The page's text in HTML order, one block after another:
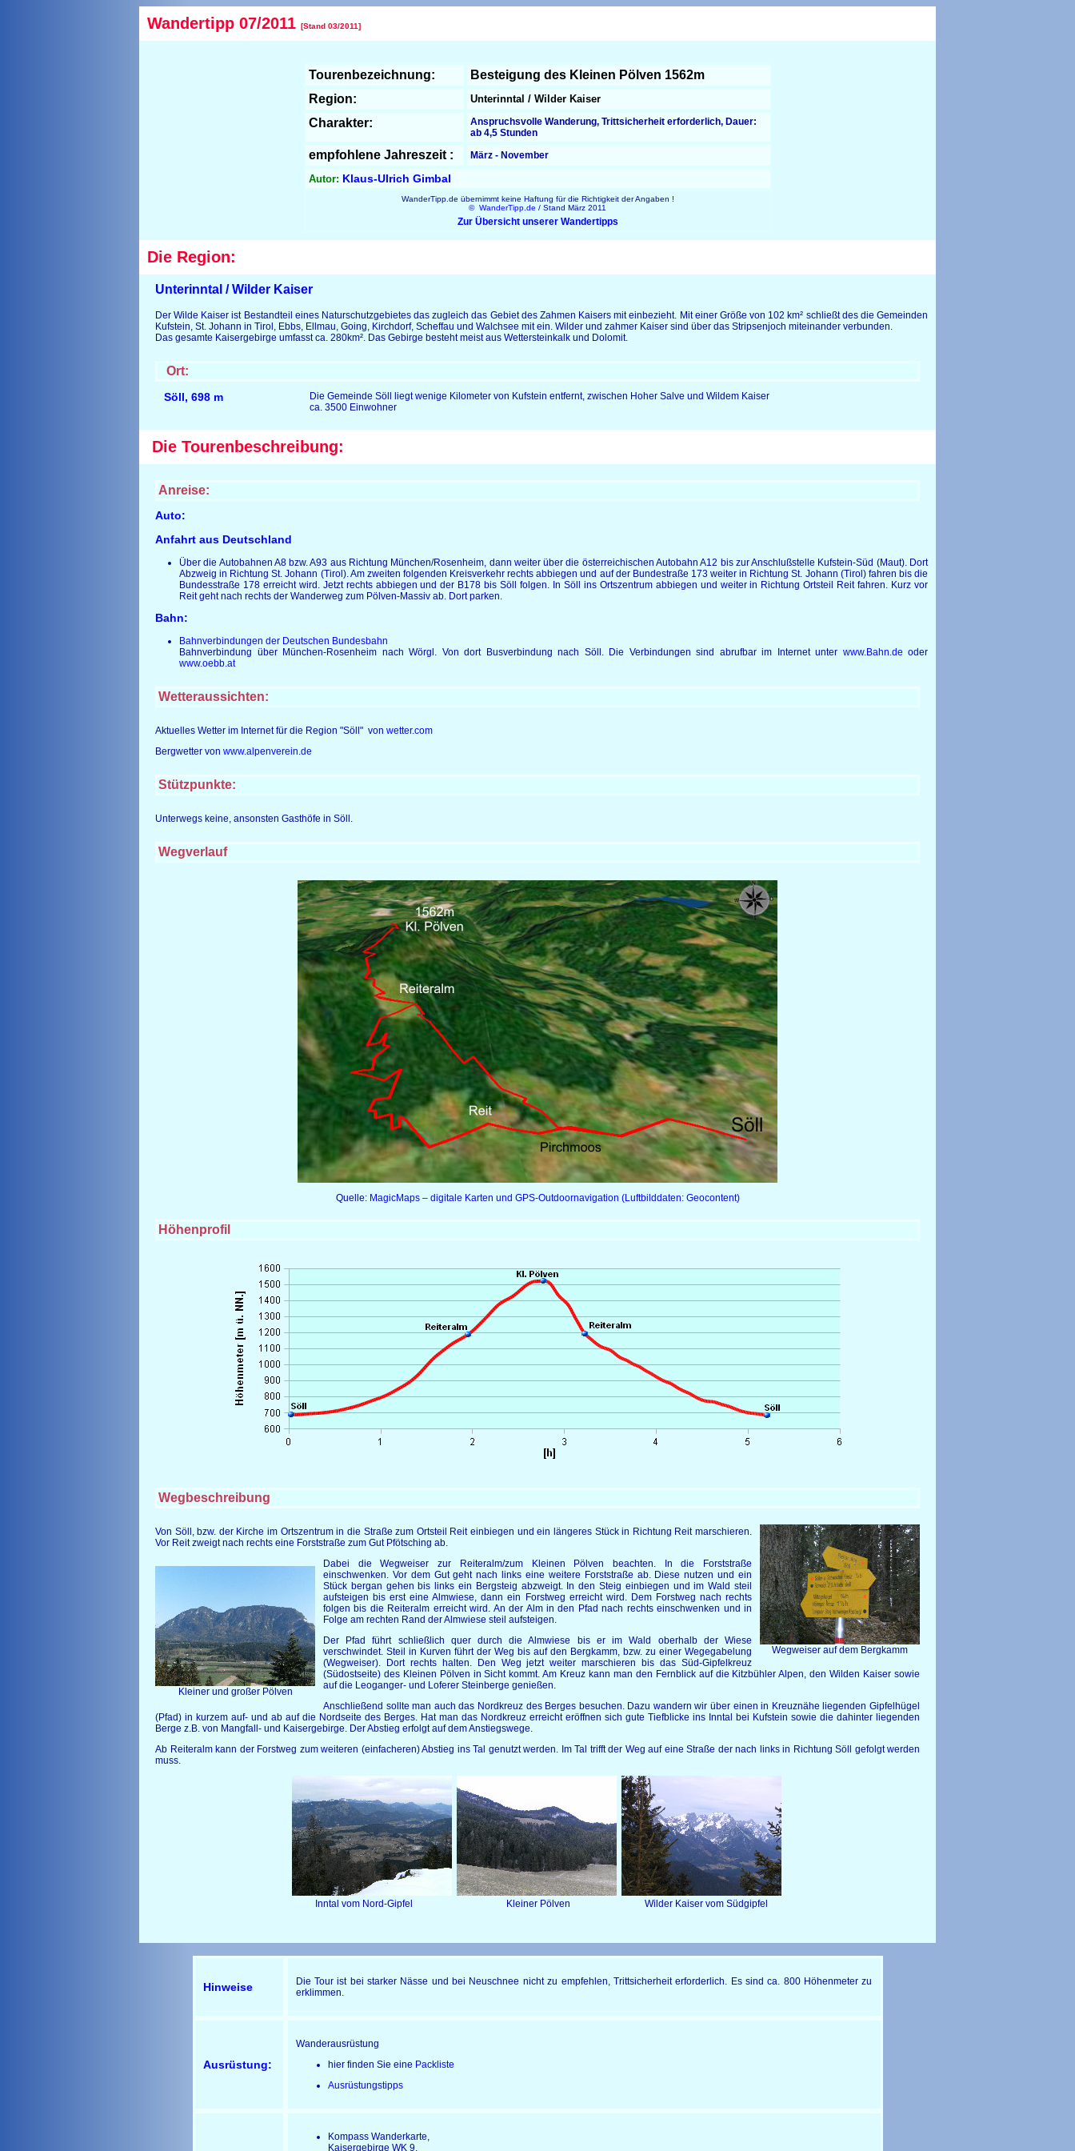
Wandertipp 07/2011 [Stand 03/2011]
Tourenbezeichnung:
Besteigung des Kleinen Pölven 1562m
Region:
Unterinntal / Wilder Kaiser
Charakter:
Anspruchsvolle Wanderung, Trittsicherheit erforderlich, Dauer:
ab 4,5 Stunden
empfohlene Jahreszeit : März - November
Autor: Klaus-Ulrich Gimbal
WanderTipp.de übernimmt keine Haftung für die Richtigkeit der Angaben !
© WanderTipp.de / Stand März 2011
Zur Übersicht unserer Wandertipps
Die Region:
Unterinntal / Wilder Kaiser
Der Wilde Kaiser ist Bestandteil eines Naturschutzgebietes das zugleich das Gebiet des Zahmen Kaisers mit einbezieht. Mit einer Größe von 102 km² schließt des die Gemeinden
Kufstein, St. Johann in Tirol, Ebbs, Ellmau, Going, Kirchdorf, Scheffau und Walchsee mit ein. Wilder und zahmer Kaiser sind über das Stripsenjoch miteinander verbunden.
Das gesamte Kaisergebirge umfasst ca. 280km². Das Gebirge besteht meist aus Wettersteinkalk und Dolomit.
Ort:
Söll, 698 m
Die Gemeinde Söll liegt wenige Kilometer von Kufstein entfernt, zwischen Hoher Salve und Wildem Kaiser
ca. 3500 Einwohner
Die Tourenbeschreibung:
Anreise:
Auto:
Anfahrt aus Deutschland
Über die Autobahnen A8 bzw. A93 aus Richtung München/Rosenheim, dann weiter über die österreichischen Autobahn A12 bis zur Anschlußstelle Kufstein-Süd (Maut). Dort
Abzweig in Richtung St. Johann (Tirol). Am zweiten folgenden Kreisverkehr rechts abbiegen und auf der Bundestraße 173 weiter in Richtung St. Johann (Tirol) fahren bis die
Bundesstraße 178 erreicht wird. Jetzt rechts abbiegen und der B178 bis Söll folgen. In Söll ins Ortszentrum abbiegen und weiter in Richtung Ortsteil Reit fahren. Kurz vor
Reit geht nach rechts der Wanderweg zum Pölven-Massiv ab. Dort parken.
Bahn:
Bahnverbindungen der Deutschen Bundesbahn
Bahnverbindung über München-Rosenheim nach Wörgl. Von dort Busverbindung nach Söll. Die Verbindungen sind abrufbar im Internet unter www.Bahn.de oder
www.oebb.at
Wetteraussichten:
Aktuelles Wetter im Internet für die Region "Söll" von wetter.com
Bergwetter von www.alpenverein.de
Stützpunkte:
Unterwegs keine, ansonsten Gasthöfe in Söll.
Wegverlauf
Quelle: MagicMaps – digitale Karten und GPS-Outdoornavigation (Luftbilddaten: Geocontent)
Höhenprofil
Wegbeschreibung
Wegweiser auf dem Bergkamm
Von Söll, bzw. der Kirche im Ortszentrum in die Straße zum Ortsteil Reit einbiegen und ein längeres Stück in Richtung Reit marschieren.
Vor Reit zweigt nach rechts eine Forststraße zum Gut Pfötsching ab.
Kleiner und großer Pölven
Dabei die Wegweiser zur Reiteralm/zum Kleinen Pölven beachten. In die Forststraße
einschwenken. Vor dem Gut geht nach links eine weitere Forststraße ab. Diese nutzen und ein
Stück bergan gehen bis links ein Bergsteig abzweigt. In den Steig einbiegen und im Wald steil
aufsteigen bis erst eine Almwiese, dann ein Forstweg erreicht wird. Dem Forstweg nach rechts
folgen bis die Reiteralm erreicht wird. An der Alm in den Pfad nach rechts einschwenken und in
Folge am rechten Rand der Almwiese steil aufsteigen.
Der Pfad führt schließlich quer durch die Almwiese bis er im Wald oberhalb der Wiese
verschwindet. Steil in Kurven führt der Weg bis auf den Bergkamm, bzw. zu einer Wegegabelung
(Wegweiser). Dort rechts halten. Den Weg jetzt weiter marschieren bis das Süd-Gipfelkreuz
(Südostseite) des Kleinen Pölven in Sicht kommt. Am Kreuz kann man den Fernblick auf die Kitzbühler Alpen, den Wilden Kaiser sowie
auf die Leoganger- und Loferer Steinberge genießen.
Anschließend sollte man auch das Nordkreuz des Berges besuchen. Dazu wandern wir über einen in Kreuznähe liegenden Gipfelhügel
(Pfad) in kurzem auf- und ab auf die Nordseite des Berges. Hat man das Nordkreuz erreicht eröffnen sich gute Tiefblicke ins Inntal bei Kufstein sowie die dahinter liegenden
Berge z.B. von Mangfall- und Kaisergebirge. Der Abstieg erfolgt auf dem Anstiegswege.
Ab Reiteralm kann der Forstweg zum weiteren (einfacheren) Abstieg ins Tal genutzt werden. Im Tal trifft der Weg auf eine Straße der nach links in Richtung Söll gefolgt werden
muss.
Inntal vom Nord-Gipfel Kleiner Pölven Wilder Kaiser vom Südgipfel
Hinweise
Die Tour ist bei starker Nässe und bei Neuschnee nicht zu empfehlen, Trittsicherheit erforderlich. Es sind ca. 800 Höhenmeter zu
erklimmen.
Ausrüstung:
Wanderausrüstung
hier finden Sie eine Packliste
Ausrüstungstipps
Kompass Wanderkarte,
Kaisergebirge WK 9,